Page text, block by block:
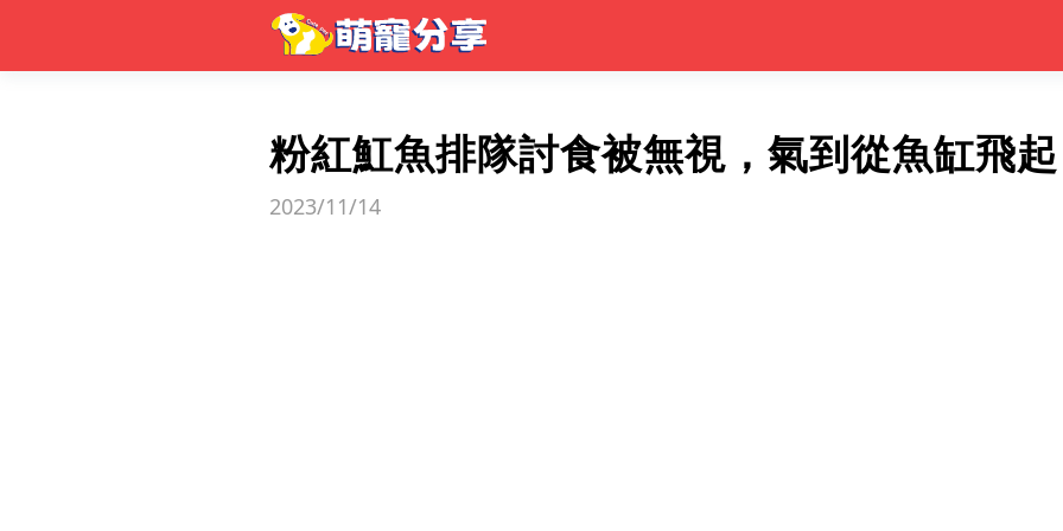
粉紅魟魚排隊討食被無視，氣到從魚缸飛
2023/11/14